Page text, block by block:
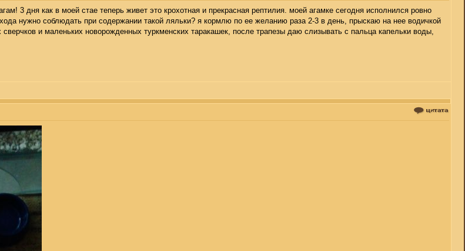
3 дня как в моей стае теперь живет это крохотная и прекрасная рептилия. моей агамке сегодня исполнился ровно
нужно соблюдать при содержании такой ляльки? я кормлю по ее желанию раза 2-3 в день, прыскаю на нее водичкой
и маленьких новорожденных туркменских таракашек, после трапезы даю слизывать с пальца капельки воды,